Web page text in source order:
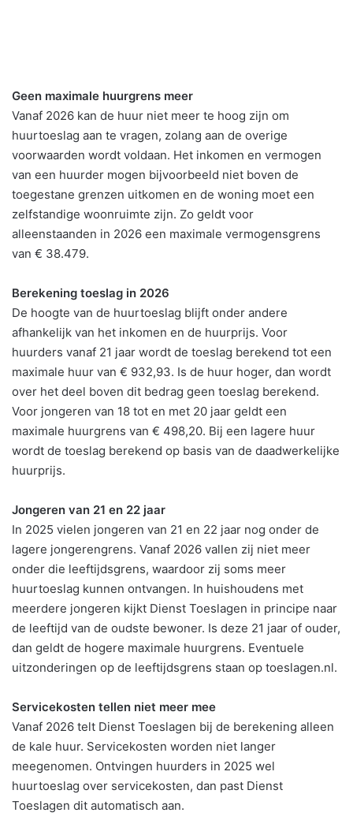
Geen maximale huurgrens meer
Vanaf 2026 kan de huur niet meer te hoog zijn om
huurtoeslag aan te vragen, zolang aan de overige
voorwaarden wordt voldaan. Het inkomen en vermogen
van een huurder mogen bijvoorbeeld niet boven de
toegestane grenzen uitkomen en de woning moet een
zelfstandige woonruimte zijn. Zo geldt voor
alleenstaanden in 2026 een maximale vermogensgrens
van € 38.479.
Berekening toeslag in 2026
De hoogte van de huurtoeslag blijft onder andere
afhankelijk van het inkomen en de huurprijs. Voor
huurders vanaf 21 jaar wordt de toeslag berekend tot een
maximale huur van € 932,93. Is de huur hoger, dan wordt
over het deel boven dit bedrag geen toeslag berekend.
Voor jongeren van 18 tot en met 20 jaar geldt een
maximale huurgrens van € 498,20. Bij een lagere huur
wordt de toeslag berekend op basis van de daadwerkelijke
huurprijs.
Jongeren van 21 en 22 jaar
In 2025 vielen jongeren van 21 en 22 jaar nog onder de
lagere jongerengrens. Vanaf 2026 vallen zij niet meer
onder die leeftijdsgrens, waardoor zij soms meer
huurtoeslag kunnen ontvangen. In huishoudens met
meerdere jongeren kijkt Dienst Toeslagen in principe naar
de leeftijd van de oudste bewoner. Is deze 21 jaar of ouder,
dan geldt de hogere maximale huurgrens. Eventuele
uitzonderingen op de leeftijdsgrens staan op toeslagen.nl.
Servicekosten tellen niet meer mee
Vanaf 2026 telt Dienst Toeslagen bij de berekening alleen
de kale huur. Servicekosten worden niet langer
meegenomen. Ontvingen huurders in 2025 wel
huurtoeslag over servicekosten, dan past Dienst
Toeslagen dit automatisch aan.